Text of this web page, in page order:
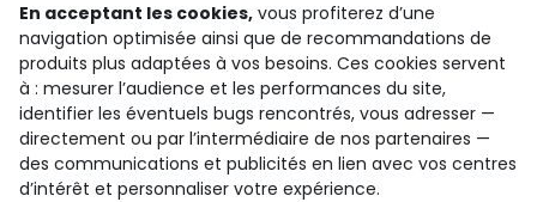
qui sommes-nous ?
besoin d'aide ?
le club fidélité
En acceptant les cookies, vous profiterez d’une
navigation optimisée ainsi que de recommandations de
produits plus adaptées à vos besoins. Ces cookies servent
à : mesurer l’audience et les performances du site,
identifier les éventuels bugs rencontrés, vous adresser —
directement ou par l’intermédiaire de nos partenaires —
des communications et publicités en lien avec vos centres
d’intérêt et personnaliser votre expérience.